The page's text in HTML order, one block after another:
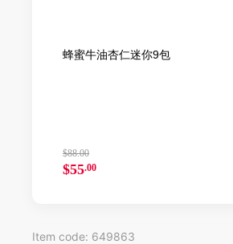
蜂蜜牛油杏仁迷你9包
$88.00
$55.00
Item code: 649863